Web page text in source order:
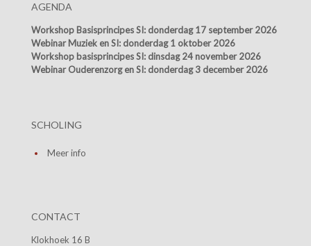
AGENDA
Workshop Basisprincipes SI: donderdag 17 september 2026
Webinar Muziek en SI: donderdag 1 oktober 2026
Workshop basisprincipes SI: dinsdag 24 november 2026
Webinar Ouderenzorg en SI: donderdag 3 december 2026
SCHOLING
Meer info
CONTACT
Klokhoek 16 B